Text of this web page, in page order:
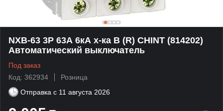
NXB-63 3P 63А 6кА х-ка B (R) CHINT (814202)
Автоматический выключатель
Под заказ
Код: 362934
Розница
Отправка с 11 августа 2026